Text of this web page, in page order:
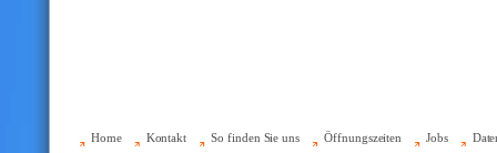
Home Kontakt So finden Sie uns Öffnungszeiten Jobs